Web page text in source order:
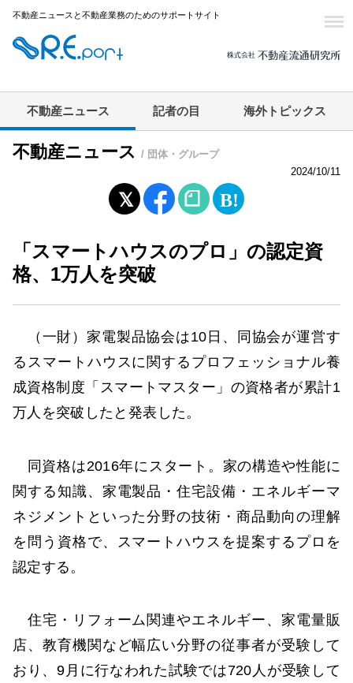
不動産ニュースと不動産業務のためのサポートサイト
不動産ニュース 記者の目 海外トピックス
不動産ニュース / 団体・グループ
2024/10/11
「スマートハウスのプロ」の認定資
格、1万人を突破
（一財）家電製品協会は10日、同協会が運営す
るスマートハウスに関するプロフェッショナル養
成資格制度「スマートマスター」の資格者が累計1
万人を突破したと発表した。
同資格は2016年にスタート。家の構造や性能に
関する知識、家電製品・住宅設備・エネルギーマ
ネジメントといった分野の技術・商品動向の理解
を問う資格で、スマートハウスを提案するプロを
認定する。
住宅・リフォーム関連やエネルギー、家電量販
店、教育機関など幅広い分野の従事者が受験して
おり、9月に行なわれた試験では720人が受験して